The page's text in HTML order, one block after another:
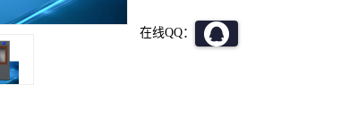
在线QQ：